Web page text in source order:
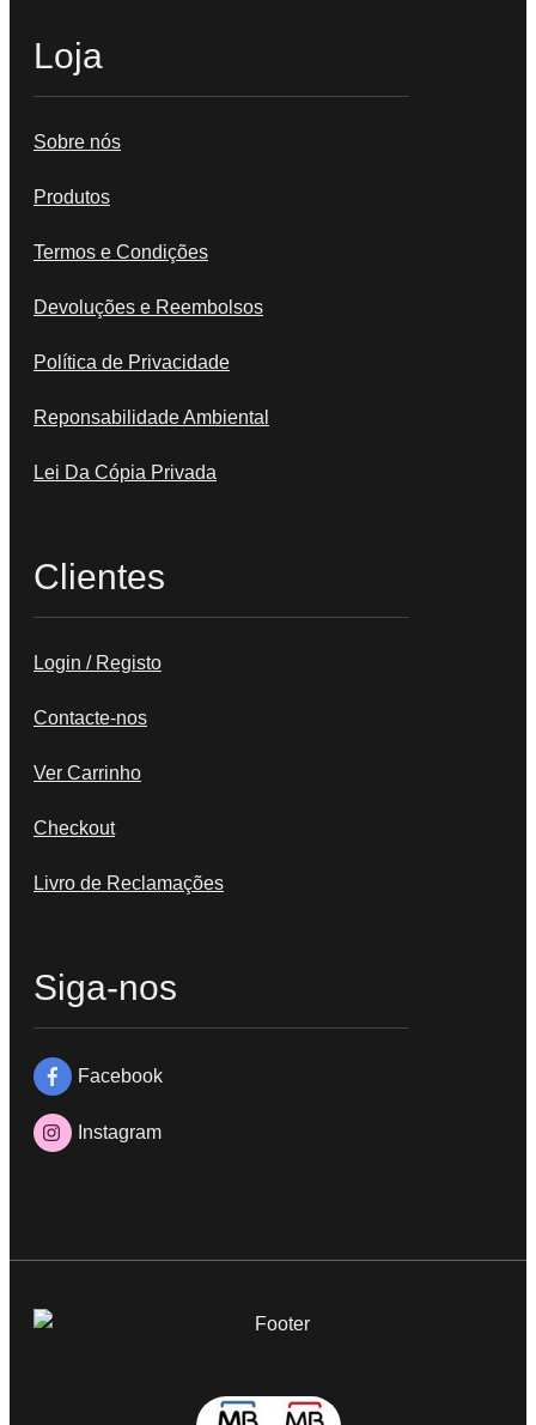
Loja
Sobre nós
Produtos
Termos e Condições
Devoluções e Reembolsos
Política de Privacidade
Reponsabilidade Ambiental
Lei Da Cópia Privada
Clientes
Login / Registo
Contacte-nos
Ver Carrinho
Checkout
Livro de Reclamações
Siga-nos
Facebook
Instagram